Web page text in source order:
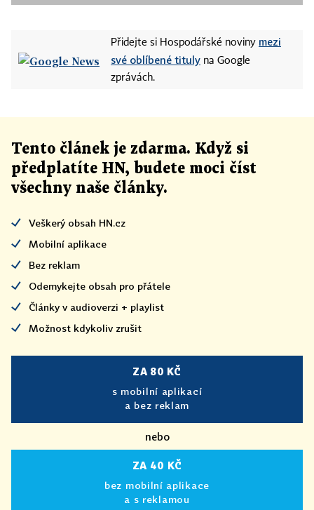
Přidejte si Hospodářské noviny mezi
své oblíbené tituly na Google
zprávách.
Tento článek je zdarma. Když si
předplatíte HN, budete moci číst
všechny naše články.
Veškerý obsah HN.cz
Mobilní aplikace
Bez reklam
Odemykejte obsah pro přátele
Články v audioverzi + playlist
Možnost kdykoliv zrušit
ZA 80 KČ
s mobilní aplikací
a bez reklam
nebo
ZA 40 KČ
bez mobilní aplikace
a s reklamou